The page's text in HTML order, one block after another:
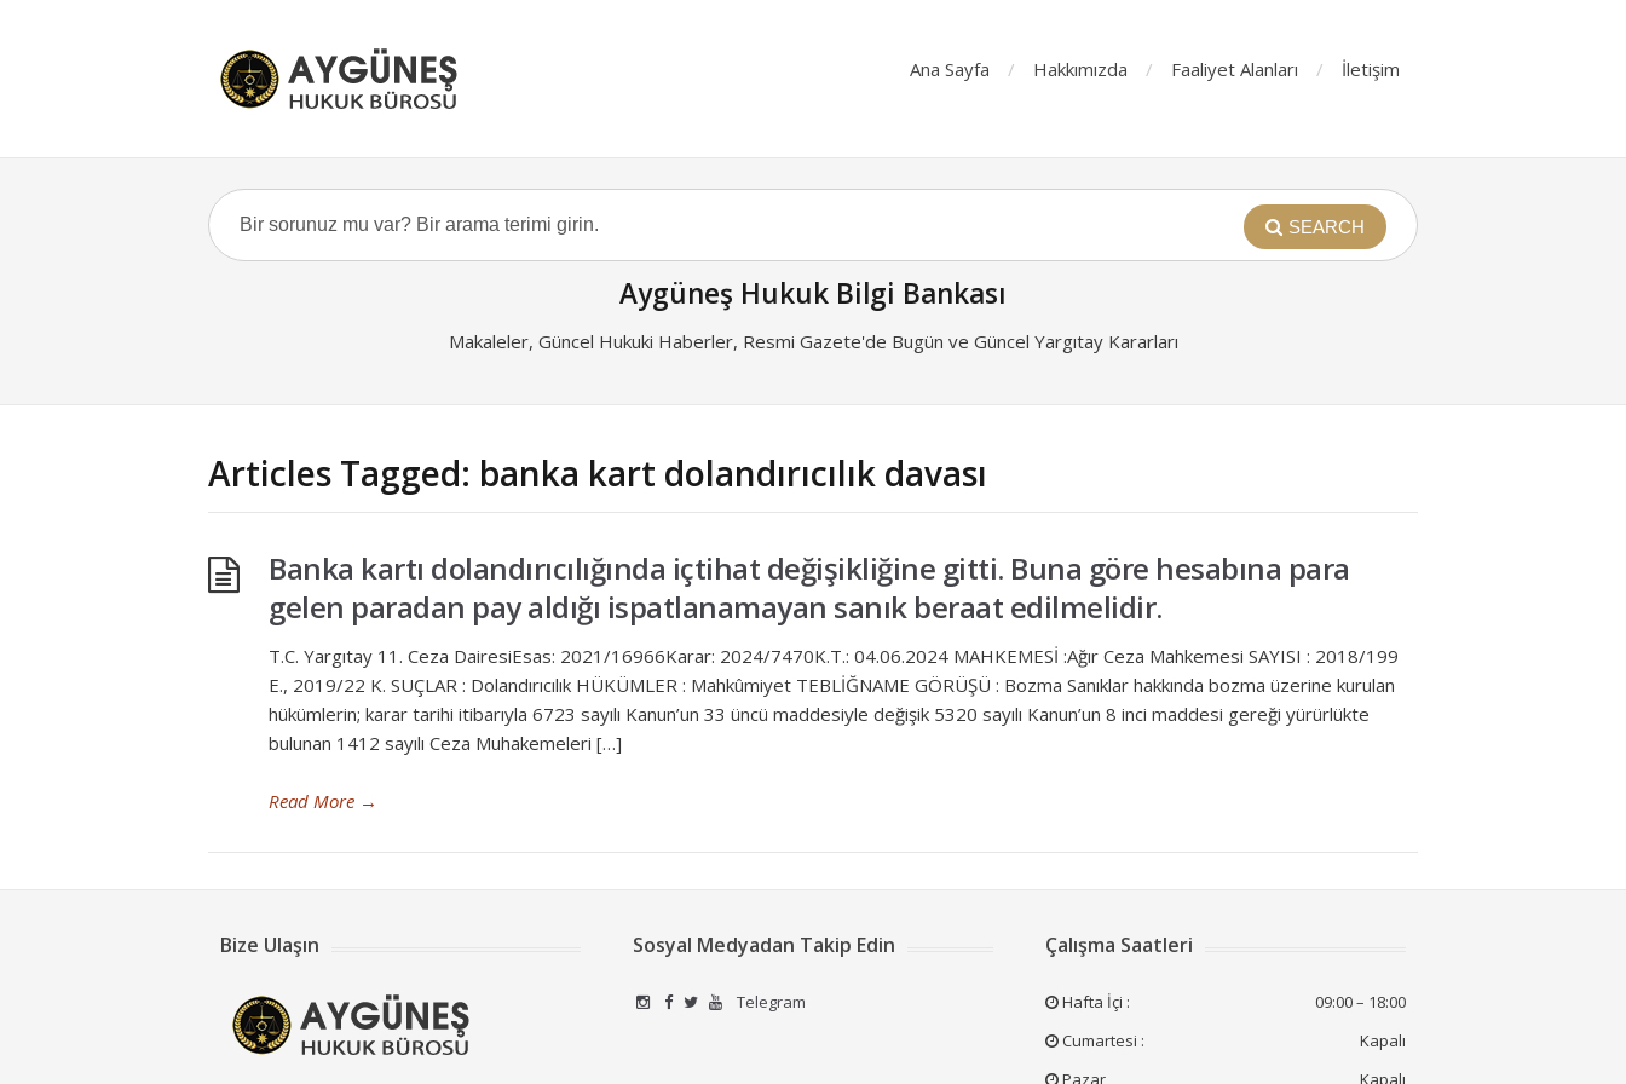
Ana Sayfa Hakkımızda Faaliyet Alanları İletişim
SEARCH
Aygüneş Hukuk Bilgi Bankası
Makaleler, Güncel Hukuki Haberler, Resmi Gazete'de Bugün ve Güncel Yargıtay Kararları
Articles Tagged: banka kart dolandırıcılık davası
Banka kartı dolandırıcılığında içtihat değişikliğine gitti. Buna göre hesabına para
gelen paradan pay aldığı ispatlanamayan sanık beraat edilmelidir.
T.C. Yargıtay 11. Ceza DairesiEsas: 2021/16966Karar: 2024/7470K.T.: 04.06.2024 MAHKEMESİ :Ağır Ceza Mahkemesi SAYISI : 2018/199
E., 2019/22 K. SUÇLAR : Dolandırıcılık HÜKÜMLER : Mahkûmiyet TEBLİĞNAME GÖRÜŞÜ : Bozma Sanıklar hakkında bozma üzerine kurulan
hükümlerin; karar tarihi itibarıyla 6723 sayılı Kanun’un 33 üncü maddesiyle değişik 5320 sayılı Kanun’un 8 inci maddesi gereği yürürlükte
bulunan 1412 sayılı Ceza Muhakemeleri […]
Read More →
Bize Ulaşın Sosyal Medyadan Takip Edin
Telegram
Çalışma Saatleri
Hafta İçi :
09:00 – 18:00
Cumartesi :
Kapalı
Pazar
Kapalı